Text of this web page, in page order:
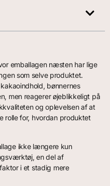
emballagen næsten har lige
som selve produktet.
bønnernes
men reagerer øjeblikkeligt på
og oplevelsen af at
rolle for, hvordan produktet
ikke længere kun
en del af
i et stadig mere